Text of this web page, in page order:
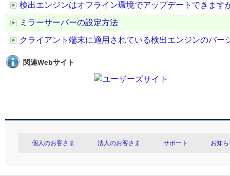
検出エンジンはオフライン環境でアップデートできます
ミラーサーバーの設定方法
クライアント端末に適用されている検出エンジンのバ
関連Webサイト
個人のお客さま 法人のお客さま サポート お知